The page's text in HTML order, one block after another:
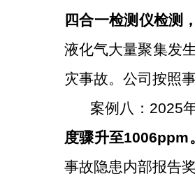
四合一检测仪检测
液化气大量聚集发
灾事故。 公司按照
案例八： 2025
度骤升至1006ppm
事故隐患内部报告